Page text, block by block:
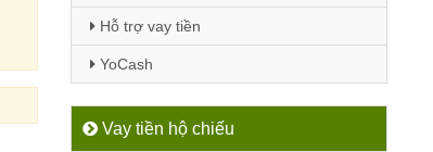
Hỗ trợ vay tiền
YoCash
Vay tiền hộ chiếu